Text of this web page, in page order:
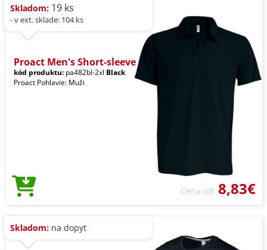
Skladom: 19 ks
- v ext. sklade: 104 ks
Proact Men's Short-sleeve
kód produktu: pa482bl-2xl Black
Proact Pohlavie: Muži
Cena od 8,83€
Skladom: na dopyt